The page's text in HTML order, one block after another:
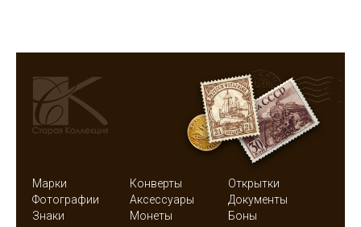
Марки Конверты
Открытки
Фотографии
Аксессуары
Документы
Знаки
Монеты
Боны